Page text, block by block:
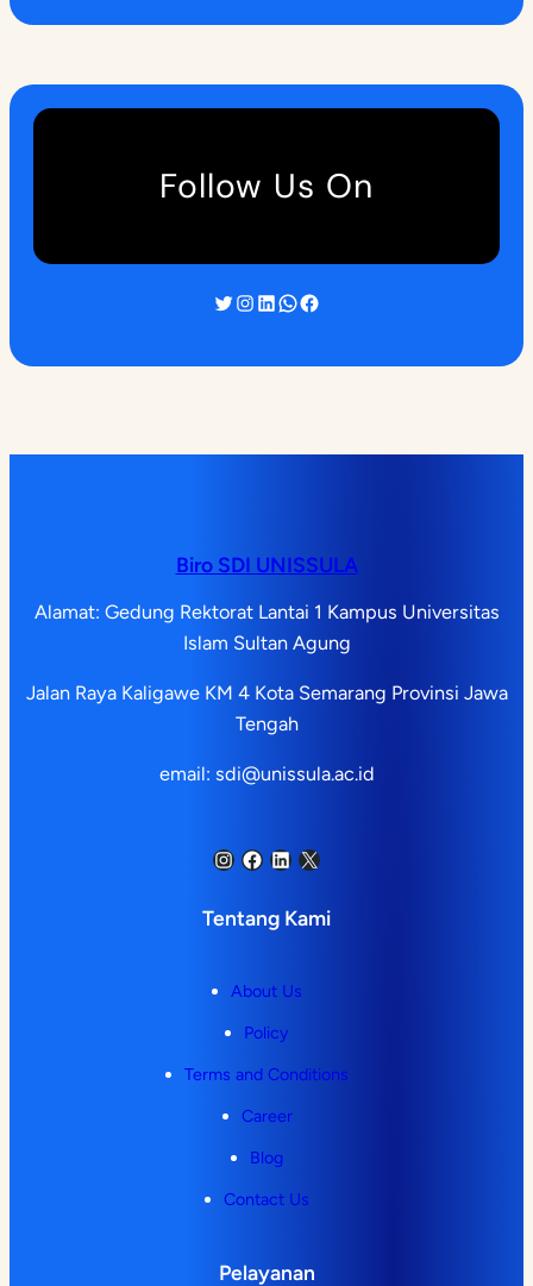
Follow Us On
Twitter InstagramLinkedIn WhatsApp Facebook
Biro SDI UNISSULA
Alamat: Gedung Rektorat Lantai 1 Kampus Universitas
Islam Sultan Agung
Jalan Raya Kaligawe KM 4 Kota Semarang Provinsi Jawa
Tengah
email: sdi@unissula.ac.id
Instagram Facebook LinkedIn X
Tentang Kami
About Us
Policy
Terms and Conditions
Career
Blog
Contact Us
Pelayanan